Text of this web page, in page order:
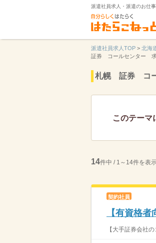
派遣社員求人・派遣のお仕
派遣社員求人TOP > 北海
証券 コールセンター
札幌 証券 コー
このテーマ
14件中 / 1～14件を表
契約社員
【有資格
【大手証券会社